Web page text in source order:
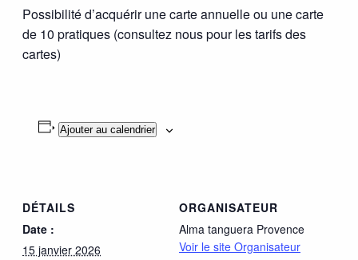
Possibilité d’acquérir une carte annuelle ou une carte
de 10 pratiques (consultez nous pour les tarifs des
cartes)
Ajouter au calendrier
DÉTAILS
Date :
15 janvier 2026
ORGANISATEUR
Alma tanguera Provence
Voir le site Organisateur